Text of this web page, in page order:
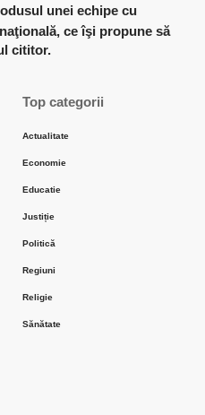
ce îşi propune să
cititor.
Top categorii
Actualitate
Economie
Educatie
Justiție
Politică
Regiuni
Religie
Sănătate